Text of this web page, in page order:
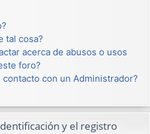
tal cosa?
acerca de abusos o usos
foro?
con un Administrador?
y el registro